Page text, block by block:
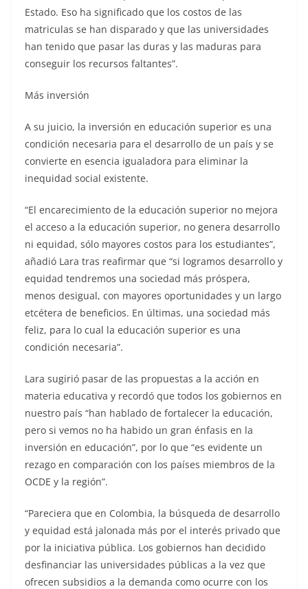
Estado. Eso ha significado que los costos de las
matriculas se han disparado y que las universidades
han tenido que pasar las duras y las maduras para
conseguir los recursos faltantes”.
Más inversión
A su juicio, la inversión en educación superior es una
condición necesaria para el desarrollo de un país y se
convierte en esencia igualadora para eliminar la
inequidad social existente.
“El encarecimiento de la educación superior no mejora
el acceso a la educación superior, no genera desarrollo
ni equidad, sólo mayores costos para los estudiantes”,
añadió Lara tras reafirmar que “si logramos desarrollo y
equidad tendremos una sociedad más próspera,
menos desigual, con mayores oportunidades y un largo
etcétera de beneficios. En últimas, una sociedad más
feliz, para lo cual la educación superior es una
condición necesaria”.
Lara sugirió pasar de las propuestas a la acción en
materia educativa y recordó que todos los gobiernos en
nuestro país “han hablado de fortalecer la educación,
pero si vemos no ha habido un gran énfasis en la
inversión en educación”, por lo que “es evidente un
rezago en comparación con los países miembros de la
OCDE y la región”.
“Pareciera que en Colombia, la búsqueda de desarrollo
y equidad está jalonada más por el interés privado que
por la iniciativa pública. Los gobiernos han decidido
desfinanciar las universidades públicas a la vez que
ofrecen subsidios a la demanda como ocurre con los